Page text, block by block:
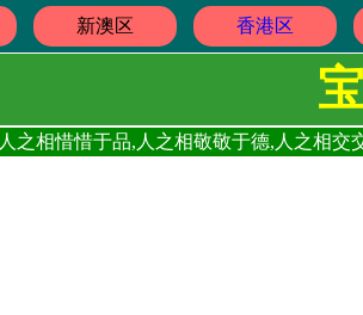
新澳区 香港区
人之相惜惜于品,人之相敬敬于德,人之相